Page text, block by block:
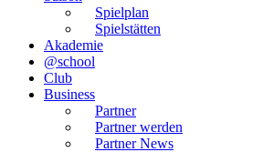
Spielplan
Spielstätten
Akademie
@school
Club
Business
Partner
Partner werden
Partner News